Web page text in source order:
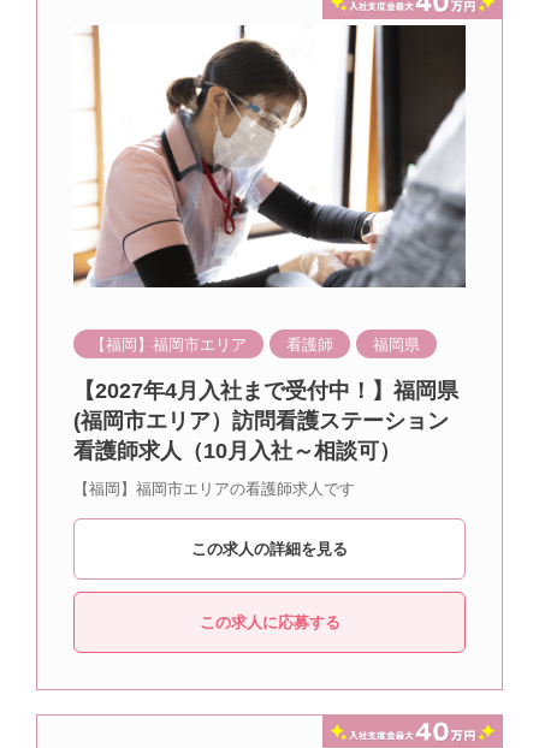
【福岡】福岡市エリア 看護師 福岡県
【2027年4月入社まで受付中！】福岡県
(福岡市エリア）訪問看護ステーション
看護師求人（10月入社～相談可）
【福岡】福岡市エリアの看護師求人です
この求人の詳細を見る
この求人に応募する